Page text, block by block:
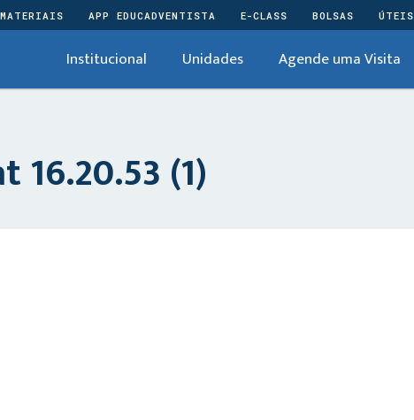
APP EDUCADVENTISTA E-CLASS BOLSAS ÚTEIS
Institucional Unidades Agende uma Visita
16.20.53 (1)